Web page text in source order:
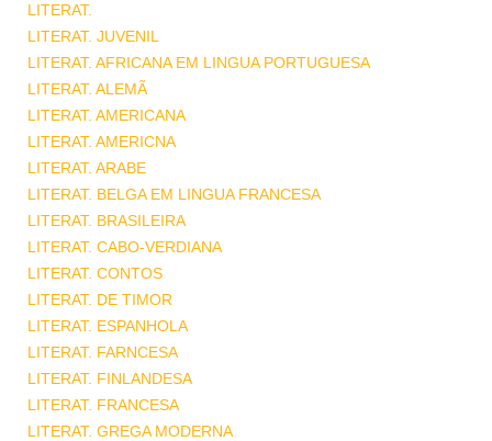
LITERAT.
LITERAT. JUVENIL
LITERAT. AFRICANA EM LINGUA PORTUGUESA
LITERAT. ALEMÃ
LITERAT. AMERICANA
LITERAT. AMERICNA
LITERAT. ARABE
LITERAT. BELGA EM LINGUA FRANCESA
LITERAT. BRASILEIRA
LITERAT. CABO-VERDIANA
LITERAT. CONTOS
LITERAT. DE TIMOR
LITERAT. ESPANHOLA
LITERAT. FARNCESA
LITERAT. FINLANDESA
LITERAT. FRANCESA
LITERAT. GREGA MODERNA